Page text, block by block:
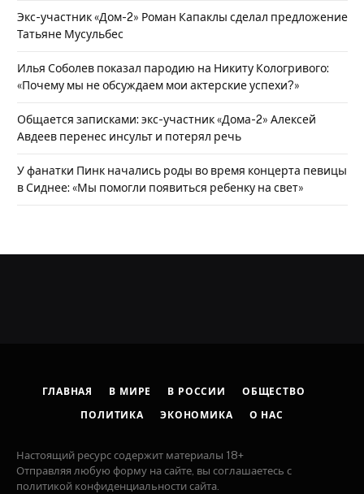
Экс-участник «Дом-2» Роман Капаклы сделал предложение
Татьяне Мусульбес
Илья Соболев показал пародию на Никиту Кологривого:
«Почему мы не обсуждаем мои актерские успехи?»
Общается записками: экс-участник «Дома-2» Алексей
Авдеев перенес инсульт и потерял речь
У фанатки Пинк начались роды во время концерта певицы
в Сиднее: «Мы помогли появиться ребенку на свет»
ГЛАВНАЯ В МИРЕ В РОССИИ ОБЩЕСТВО
ПОЛИТИКА ЭКОНОМИКА О НАС
Настоящий ресурс содержит материалы 18+
Отправляя любую форму на сайте, вы соглашаетесь с
политикой конфиденциальности сайта.